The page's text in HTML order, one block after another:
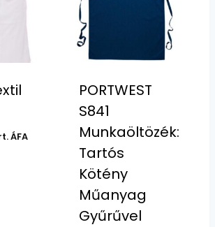
ÁFA
PORTWEST
S841
Munkaöltözék:
Tartós
Kötény
Műanyag
Gyűrűvel